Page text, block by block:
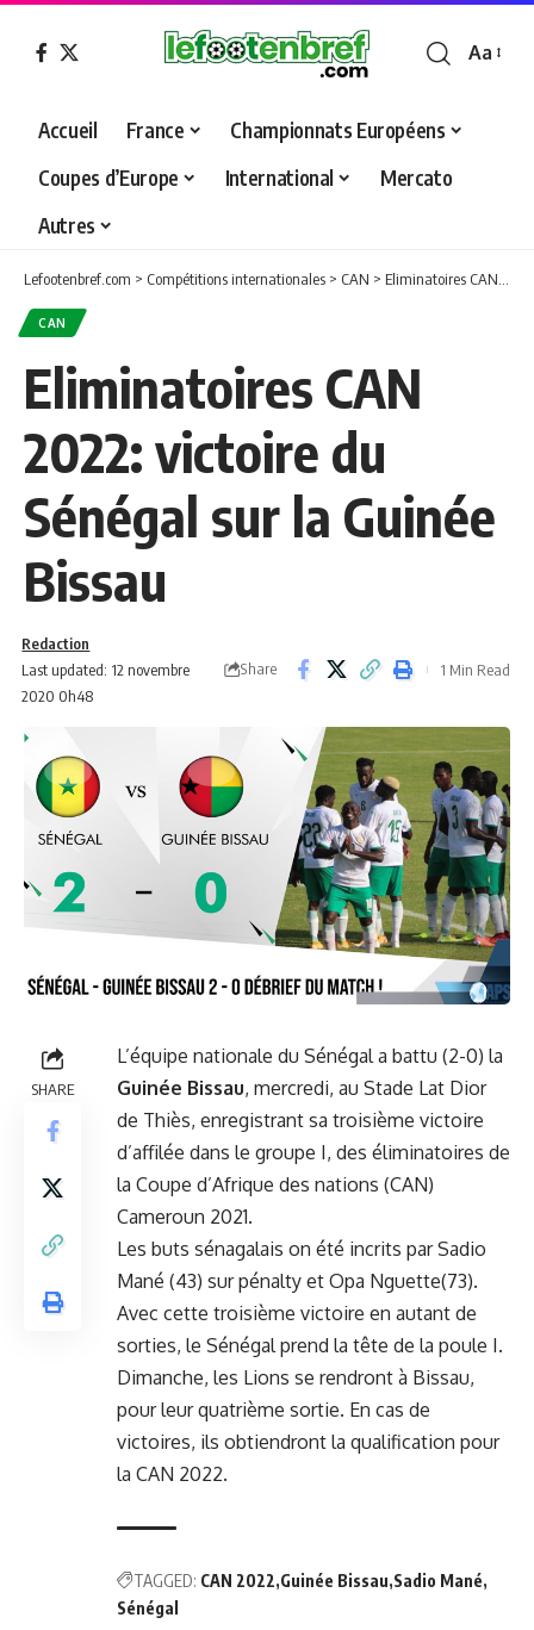
Font
Aa
Accueil France
Championnats Européens
Coupes d’Europe
International
Mercato
Autres
Lefootenbref.com > Compétitions internationales > CAN > Eliminatoires CAN 2022: victoire du Sénégal sur la Guinée Bissau
CAN
Eliminatoires CAN
2022: victoire du
Sénégal sur la Guinée
Bissau
Last updated: 12 novembre
2020 0h48
Redaction
Share
1 Min Read
SHARE
L’équipe nationale du Sénégal a battu (2-0) la
Guinée Bissau, mercredi, au Stade Lat Dior
de Thiès, enregistrant sa troisième victoire
d’affilée dans le groupe I, des éliminatoires de
la Coupe d’Afrique des nations (CAN)
Cameroun 2021.
Les buts sénagalais on été incrits par Sadio
Mané (43) sur pénalty et Opa Nguette(73).
Avec cette troisième victoire en autant de
sorties, le Sénégal prend la tête de la poule I.
Dimanche, les Lions se rendront à Bissau,
pour leur quatrième sortie. En cas de
victoires, ils obtiendront la qualification pour
la CAN 2022.
TAGGED: CAN 2022 Guinée Bissau Sadio Mané
Sénégal